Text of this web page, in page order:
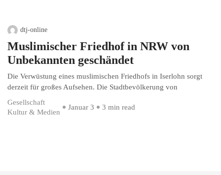
dtj-online
Muslimischer Friedhof in NRW von
Unbekannten geschändet
Die Verwüstung eines muslimischen Friedhofs in Iserlohn sorgt
derzeit für großes Aufsehen. Die Stadtbevölkerung von
Gesellschaft
Kultur & Medien
Januar 3 3 min read